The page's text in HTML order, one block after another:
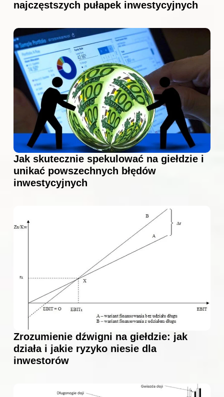
najczęstszych pułapek inwestycyjnych
Jak skutecznie spekulować na giełdzie i
unikać powszechnych błędów
inwestycyjnych
Zrozumienie dźwigni na giełdzie: jak
działa i jakie ryzyko niesie dla
inwestorów